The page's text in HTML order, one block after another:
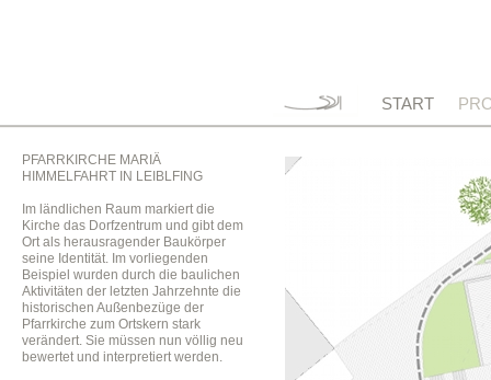
START
PFARRKIRCHE MARIÄ
HIMMELFAHRT IN LEIBLFING
Im ländlichen Raum markiert die
Kirche das Dorfzentrum und gibt dem
Ort als herausragender Baukörper
seine Identität. Im vorliegenden
Beispiel wurden durch die baulichen
Aktivitäten der letzten Jahrzehnte die
historischen Außenbezüge der
Pfarrkirche zum Ortskern stark
verändert. Sie müssen nun völlig neu
bewertet und interpretiert werden.